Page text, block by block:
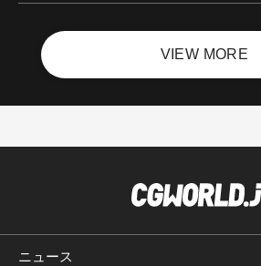
VIEW MORE
ニュース